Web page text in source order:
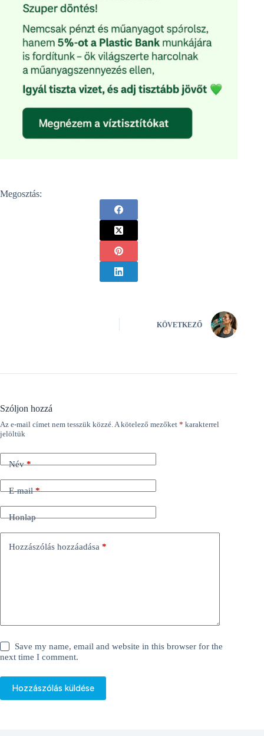
Megosztás:
KÖVETKEZŐ
Szóljon hozzá
Az e-mail címet nem tesszük közzé. A kötelező mezőket * karakterrel
jelöltük
Név*
E-mail*
Honlap
Hozzászólás hozzáadása *
Save my name, email and website in this browser for the
next time I comment.
Hozzászólás küldése
A
l
r
n
v
e